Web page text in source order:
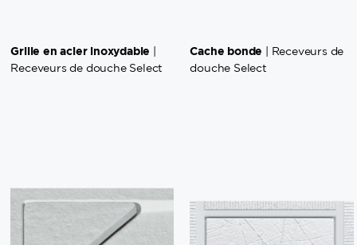
Grille en acier inoxydable
Receveurs de douche Select
Cache bonde | Receveurs de
douche Select